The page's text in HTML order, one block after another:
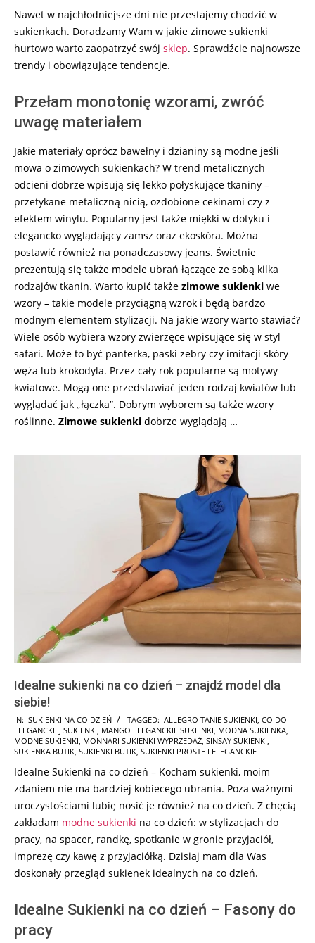
Nawet w najchłodniejsze dni nie przestajemy chodzić w
sukienkach. Doradzamy Wam w jakie zimowe sukienki
hurtowo warto zaopatrzyć swój sklep. Sprawdźcie najnowsze
trendy i obowiązujące tendencje.
Przełam monotonię wzorami, zwróć
uwagę materiałem
Jakie materiały oprócz bawełny i dzianiny są modne jeśli
mowa o zimowych sukienkach? W trend metalicznych
odcieni dobrze wpisują się lekko połyskujące tkaniny –
przetykane metaliczną nicią, ozdobione cekinami czy z
efektem winylu. Popularny jest także miękki w dotyku i
elegancko wyglądający zamsz oraz ekoskóra. Można
postawić również na ponadczasowy jeans. Świetnie
prezentują się także modele ubrań łączące ze sobą kilka
rodzajów tkanin. Warto kupić także zimowe sukienki we
wzory – takie modele przyciągną wzrok i będą bardzo
modnym elementem stylizacji. Na jakie wzory warto stawiać?
Wiele osób wybiera wzory zwierzęce wpisujące się w styl
safari. Może to być panterka, paski zebry czy imitacji skóry
węża lub krokodyla. Przez cały rok popularne są motywy
kwiatowe. Mogą one przedstawiać jeden rodzaj kwiatów lub
wyglądać jak „łączka”. Dobrym wyborem są także wzory
roślinne. Zimowe sukienki dobrze wyglądają …
Idealne sukienki na co dzień – znajdź model dla
siebie!
2025-
06-
06
IN: SUKIENKI NA CO DZIEŃ TAGGED: ALLEGRO TANIE SUKIENKI CO DO
ELEGANCKIEJ SUKIENKI MANGO ELEGANCKIE SUKIENKI MODNA SUKIENKA
MODNE SUKIENKI MONNARI SUKIENKI WYPRZEDAŻ SINSAY SUKIENKI
SUKIENKA BUTIK SUKIENKI BUTIK SUKIENKI PROSTE I ELEGANCKIE
Idealne Sukienki na co dzień – Kocham sukienki, moim
zdaniem nie ma bardziej kobiecego ubrania. Poza ważnymi
uroczystościami lubię nosić je również na co dzień. Z chęcią
zakładam modne sukienki na co dzień: w stylizacjach do
pracy, na spacer, randkę, spotkanie w gronie przyjaciół,
imprezę czy kawę z przyjaciółką. Dzisiaj mam dla Was
doskonały przegląd sukienek idealnych na co dzień.
Idealne Sukienki na co dzień – Fasony do
pracy